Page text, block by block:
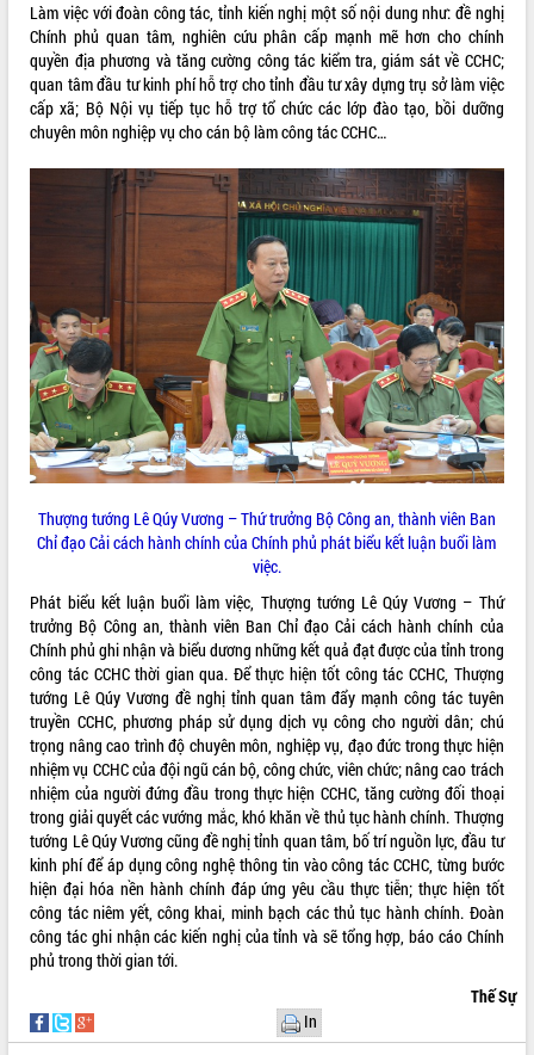
Diễn đàn Kinh tế tư nhân Việt Nam đột
phá cơ chế - Hợp tác công tư
Đề án 06 tạo bước ngoặt đột phá trong
cải cách hành chính tỉnh Đắk Lắk
Kết nối tour, đẩy mạnh chuyển đổi số
Khởi động Dự án Đầu tư xây dựng hạ
tầng kỹ thuật Cụm công nghiệp Tân
Gặp mặt các cơ quan báo chí nhân Kỷ
niệm 101 năm Ngày Báo chí Cách
mạng Việt Nam
Đắk Lắk sơ kết 4 năm triển khai thực
hiện Đề án 06 của Chính phủ
Họp báo thông tin về Hội nghị Công bố
Quy hoạch và Xúc tiến đầu tư tỉnh Đắk
Lắk
Khơi thông điểm nghẽn, đẩy nhanh
HĐND tỉnh thông qua điều chỉnh Quy
hoạch tỉnh thời kỳ 2021-2030
hoạch tỉnh Đắk Lắk thời kỳ 2021-2030,
tầm nhìn đến năm 2050
Nâng cao hiệu quả hoạt động của các
doanh nghiệp nhà nước
Hội nghị triển khai kết nối mạng
truyền số liệu chuyên dùng phục vụ cơ
quan Đảng, Nhà nước
Lễ phát động chuỗi hoạt động chung
tay làm sạch môi trường
Xã Ea Kar bước chuyển mình trong
công tác cải cách hành chính mô hình
mới
UBND tỉnh họp báo định kỳ tháng 4
năm 2026
Hội thảo khoa học “Giải pháp thúc đẩy
Đắk Lắk”
Làm việc với đoàn công tác, tỉnh kiến nghị một số nội dung như: đề nghị
Chính phủ quan tâm, nghiên cứu phân cấp mạnh mẽ hơn cho chính
quyền địa phương và tăng cường công tác kiểm tra, giám sát về CCHC;
quan tâm đầu tư kinh phí hỗ trợ cho tỉnh đầu tư xây dựng trụ sở làm việc
cấp xã; Bộ Nội vụ tiếp tục hỗ trợ tổ chức các lớp đào tạo, bồi dưỡng
chuyên môn nghiệp vụ cho cán bộ làm công tác CCHC…
Thượng tướng Lê Qúy Vương – Thứ trưởng Bộ Công an, thành viên Ban
Chỉ đạo Cải cách hành chính của Chính phủ phát biểu kết luận buổi làm
việc.
Phát biểu kết luận buổi làm việc, Thượng tướng Lê Qúy Vương – Thứ
trưởng Bộ Công an, thành viên Ban Chỉ đạo Cải cách hành chính của
Chính phủ ghi nhận và biểu dương những kết quả đạt được của tỉnh trong
công tác CCHC thời gian qua. Để thực hiện tốt công tác CCHC, Thượng
tướng Lê Qúy Vương đề nghị tỉnh quan tâm đẩy mạnh công tác tuyên
truyền CCHC, phương pháp sử dụng dịch vụ công cho người dân; chú
trọng nâng cao trình độ chuyên môn, nghiệp vụ, đạo đức trong thực hiện
nhiệm vụ CCHC của đội ngũ cán bộ, công chức, viên chức; nâng cao trách
nhiệm của người đứng đầu trong thực hiện CCHC, tăng cường đối thoại
trong giải quyết các vướng mắc, khó khăn về thủ tục hành chính. Thượng
tướng Lê Qúy Vương cũng đề nghị tỉnh quan tâm, bố trí nguồn lực, đầu tư
kinh phí để áp dụng công nghệ thông tin vào công tác CCHC, từng bước
hiện đại hóa nền hành chính đáp ứng yêu cầu thực tiễn; thực hiện tốt
công tác niêm yết, công khai, minh bạch các thủ tục hành chính. Đoàn
công tác ghi nhận các kiến nghị của tỉnh và sẽ tổng hợp, báo cáo Chính
phủ trong thời gian tới.
Thế Sự
In